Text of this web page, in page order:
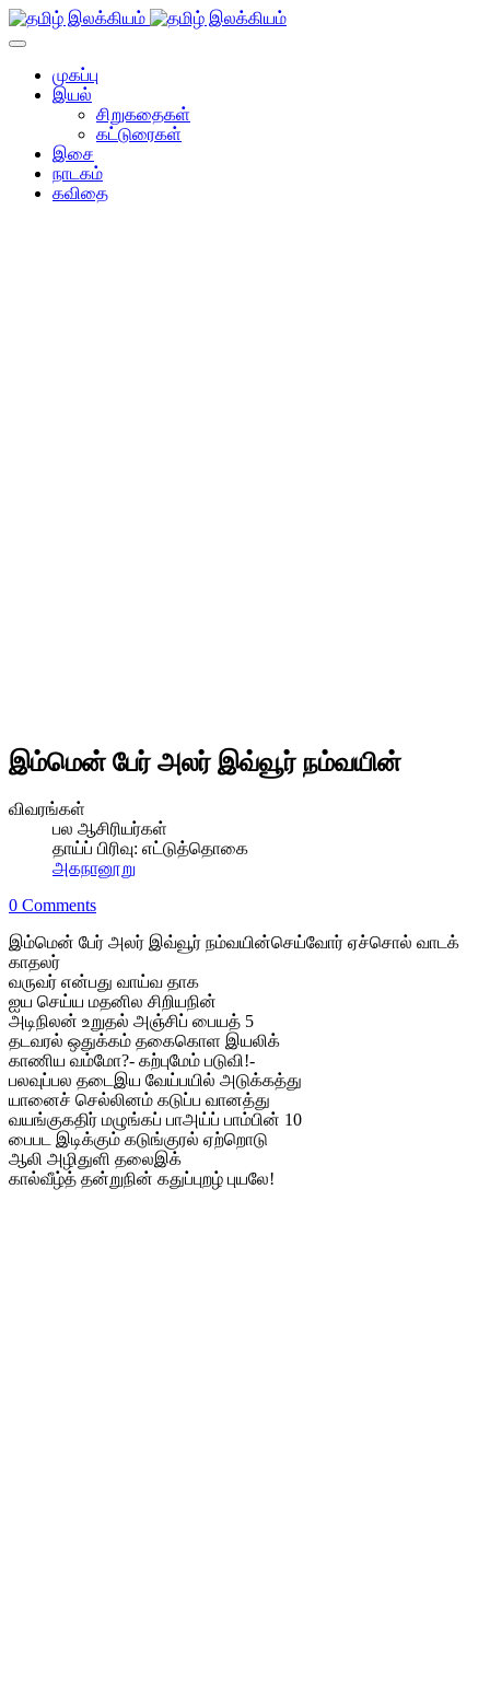
முகப்பு
இயல்
சிறுகதைகள்
கட்டுரைகள்
இசை
நாடகம்
கவிதை
இம்மென் பேர் அலர் இவ்வூர் நம்வயின்
விவரங்கள்
பல ஆசிரியர்கள்
தாய்ப் பிரிவு: எட்டுத்தொகை
அகநானூறு
0 Comments
இம்மென் பேர் அலர் இவ்வூர் நம்வயின்செய்வோர் ஏச்சொல் வாடக்
காதலர்
வருவர் என்பது வாய்வ தாக
ஐய செய்ய மதனில சிறியநின்
அடிநிலன் உறுதல் அஞ்சிப் பையத் 5
தடவரல் ஒதுக்கம் தகைகொள இயலிக்
காணிய வம்மோ?- கற்புமேம் படுவி!-
பலவுப்பல தடைஇய வேய்பயில் அடுக்கத்து
யானைச் செல்லினம் கடுப்ப வானத்து
வயங்குகதிர் மழுங்கப் பாஅய்ப் பாம்பின் 10
பைபட இடிக்கும் கடுங்குரல் ஏற்றொடு
ஆலி அழிதுளி தலைஇக்
கால்வீழ்த் தன்றுநின் கதுப்புறழ் புயலே!